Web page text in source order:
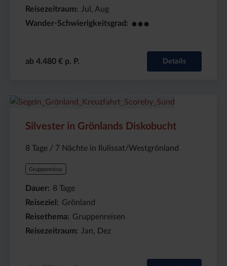
Reisezeitraum
Jul, Aug
Wander-Schwierigkeitsgrad
●●●
ab 4.480 € p. P. Details
Silvester in Grönlands Diskobucht
8 Tage / 7 Nächte in Ilulissat/Westgrönland
Gruppenreise
Dauer 8 Tage
Reiseziel
Grönland
Reisethema
Gruppenreisen
Reisezeitraum
Jan, Dez
Preis
4770€
Dauer:
Reiseziel